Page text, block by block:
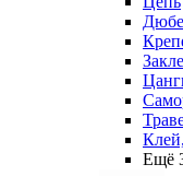
Ещё